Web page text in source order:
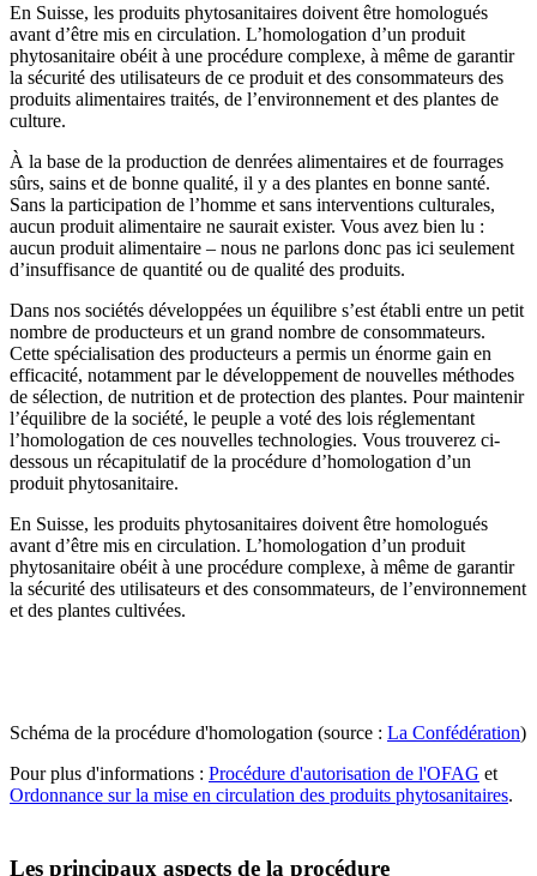
En Suisse, les produits phytosanitaires doivent être homologués
avant d’être mis en circulation. L’homologation d’un produit
phytosanitaire obéit à une procédure complexe, à même de garantir
la sécurité des utilisateurs de ce produit et des consommateurs des
produits alimentaires traités, de l’environnement et des plantes de
culture.
À la base de la production de denrées alimentaires et de fourrages
sûrs, sains et de bonne qualité, il y a des plantes en bonne santé.
Sans la participation de l’homme et sans interventions culturales,
aucun produit alimentaire ne saurait exister. Vous avez bien lu :
aucun produit alimentaire – nous ne parlons donc pas ici seulement
d’insuffisance de quantité ou de qualité des produits.
Dans nos sociétés développées un équilibre s’est établi entre un petit
nombre de producteurs et un grand nombre de consommateurs.
Cette spécialisation des producteurs a permis un énorme gain en
efficacité, notamment par le développement de nouvelles méthodes
de sélection, de nutrition et de protection des plantes. Pour maintenir
l’équilibre de la société, le peuple a voté des lois réglementant
l’homologation de ces nouvelles technologies. Vous trouverez ci-
dessous un récapitulatif de la procédure d’homologation d’un
produit phytosanitaire.
En Suisse, les produits phytosanitaires doivent être homologués
avant d’être mis en circulation. L’homologation d’un produit
phytosanitaire obéit à une procédure complexe, à même de garantir
la sécurité des utilisateurs et des consommateurs, de l’environnement
et des plantes cultivées.
Schéma de la procédure d'homologation (source : La Confédération)
Pour plus d'informations : Procédure d'autorisation de l'OFAG et
Ordonnance sur la mise en circulation des produits phytosanitaires.
Les principaux aspects de la procédure